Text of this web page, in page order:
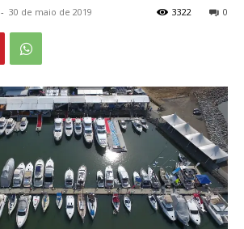
- 30 de maio de 2019 0
3322